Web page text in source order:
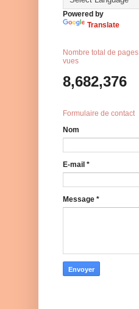
Powered by
Translate
Nombre total de pages
vues
8,682,376
Formulaire de contact
Nom
E-mail *
Message *